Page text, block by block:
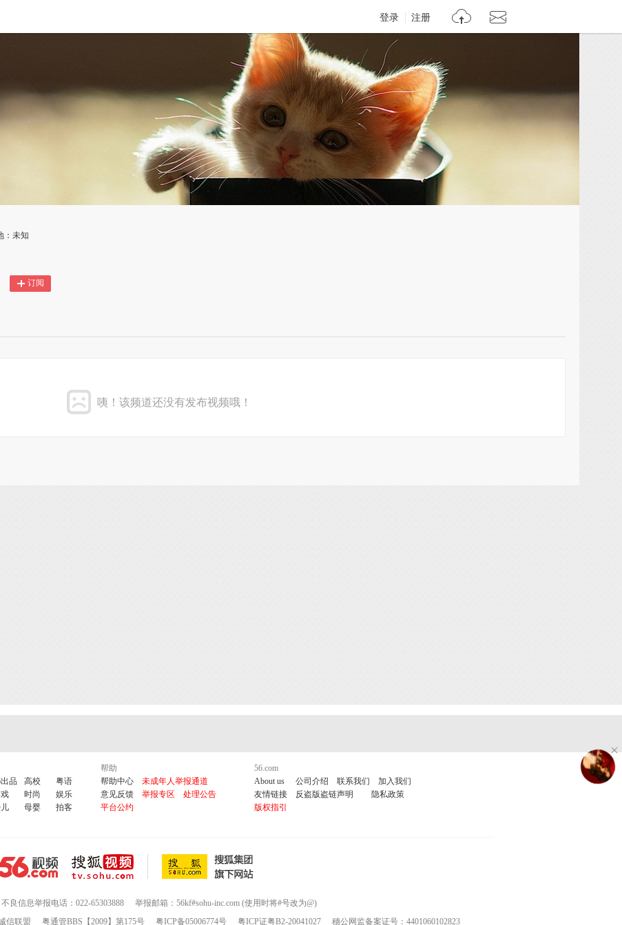
登录 注册
：未知
订阅
咦！该频道还没有发布视频哦！
品 高校
粤语
时尚
娱乐
母婴 拍客
帮助
帮助中心
未成年人举报通道
意见反馈
举报专区
处理公告
平台公约
56.com
About us
公司介绍 联系我们
加入我们
友情链接
反盗版盗链声明
隐私政策
版权指引
不良信息举报电话：022-65303888
举报邮箱：56kf#sohu-inc.com (使用时将#号改为@)
信联盟 粤通管BBS【2009】第175号 粤ICP备05006774号 粤ICP证粤B2-20041027 穗公网监备案证号：4401060102823